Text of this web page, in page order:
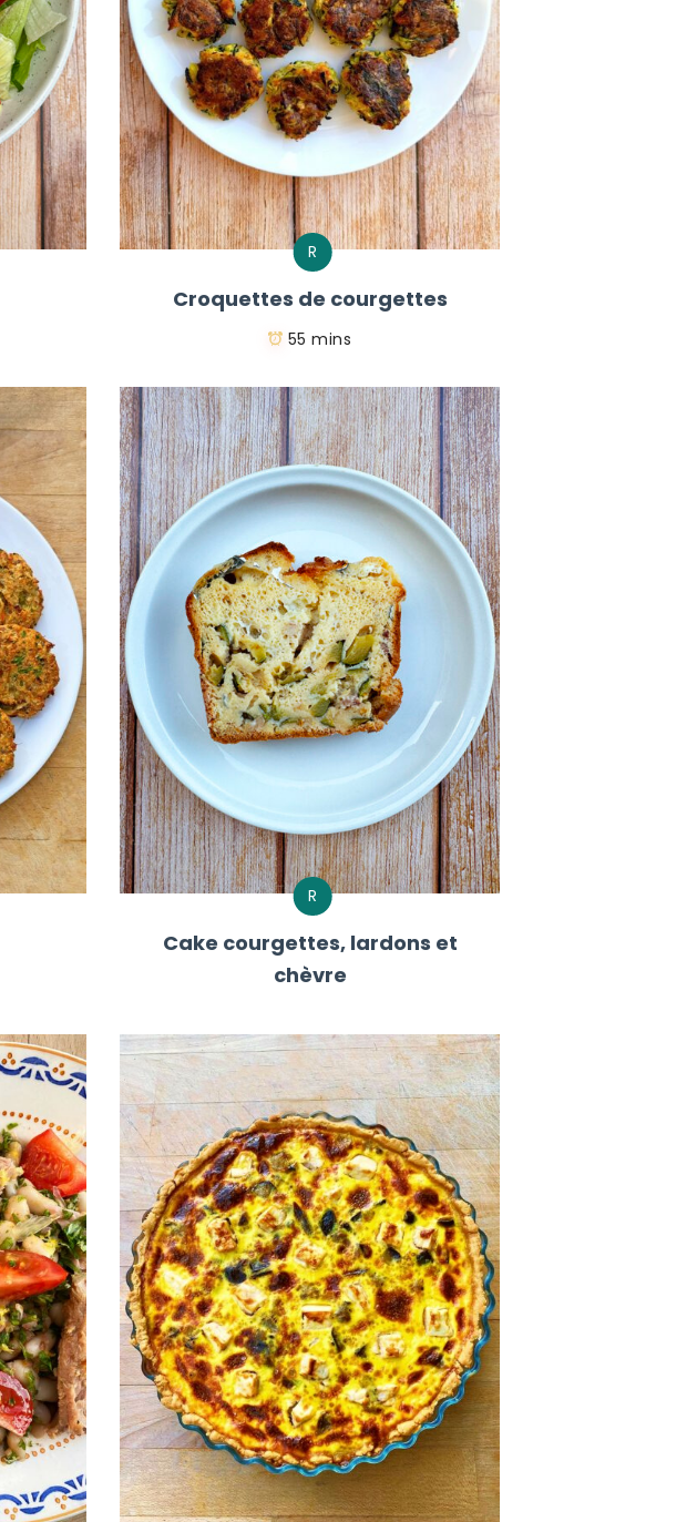
R
Croquettes de courgettes
55 mins
R
Cake courgettes, lardons et
chèvre